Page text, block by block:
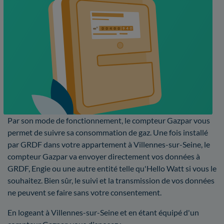
Par son mode de fonctionnement, le compteur Gazpar vous
permet de suivre sa consommation de gaz. Une fois installé
par GRDF dans votre appartement à Villennes-sur-Seine, le
compteur Gazpar va envoyer directement vos données à
GRDF, Engie ou une autre entité telle qu'Hello Watt si vous le
souhaitez. Bien sûr, le suivi et la transmission de vos données
ne peuvent se faire sans votre consentement.
En logeant à Villennes-sur-Seine et en étant équipé d'un